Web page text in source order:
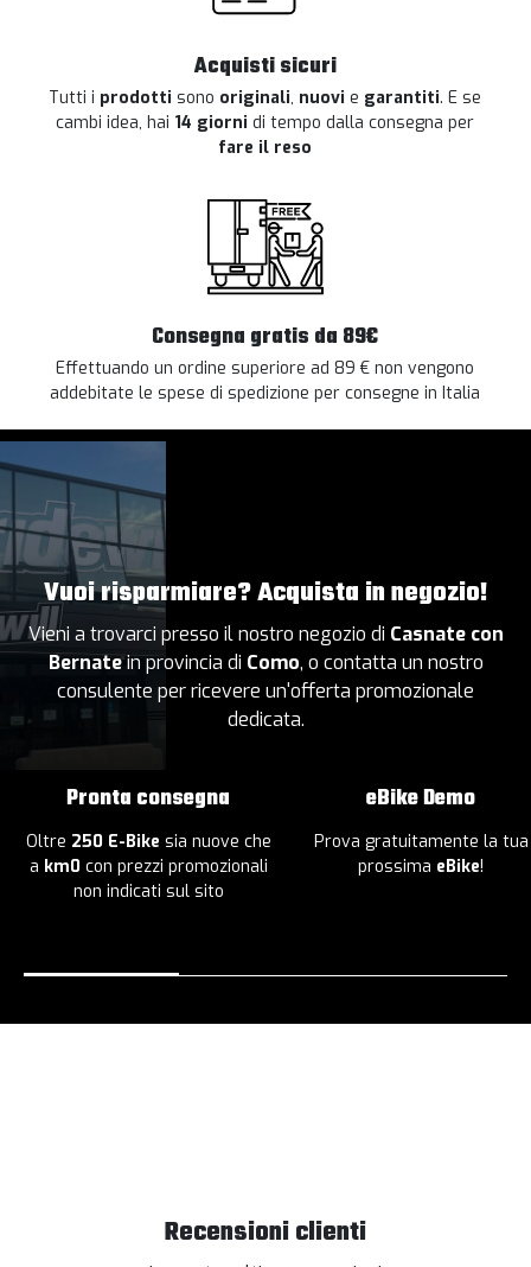
Acquisti sicuri
Tutti i prodotti sono originali, nuovi e garantiti. E se
cambi idea, hai 14 giorni di tempo dalla consegna per
fare il reso
Consegna gratis da 89€
Effettuando un ordine superiore ad 89 € non vengono
addebitate le spese di spedizione per consegne in Italia
Vuoi risparmiare? Acquista in negozio!
Vieni a trovarci presso il nostro negozio di Casnate con
Bernatein provincia di Como, o contatta un nostro
consulente per ricevere un'offerta promozionale
dedicata.
Pronta consegna
Oltre 250 E-Bike sia nuove che
a km0 con prezzi promozionali
non indicati sul sito
eBike Demo
Prova gratuitamente la tua
prossima eBike!
Recensioni clienti